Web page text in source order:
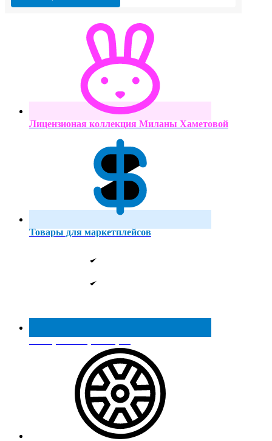
Лицензионая коллекция Миланы Хаметовой
Товары для маркетплейсов
Реестр МинПромТорга